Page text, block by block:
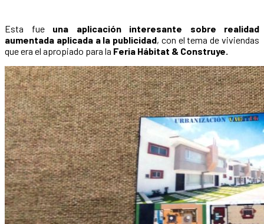
Esta fue una aplicación interesante sobre realidad
aumentada aplicada a la publicidad, con el tema de viviendas
que era el apropiado para la Feria Hábitat & Construye.